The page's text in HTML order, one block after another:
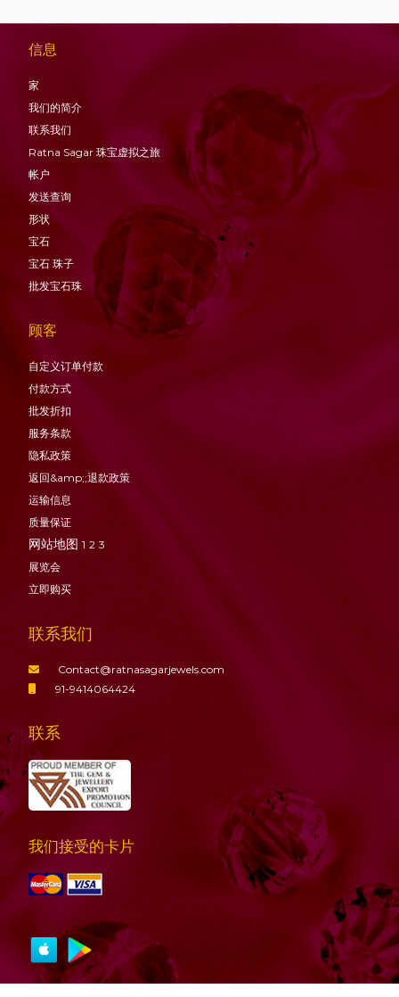
信息
家
我们的简介
联系我们
Ratna Sagar 珠宝虚拟之旅
帐户
发送查询
形状
宝石
宝石 珠子
批发宝石珠
顾客
自定义订单付款
付款方式
批发折扣
服务条款
隐私政策
返回&amp;;退款政策
运输信息
质量保证
网站地图 1 2 3
展览会
立即购买
联系我们
Contact@ratnasagarjewels.com
91-9414064424
联系
我们接受的卡片